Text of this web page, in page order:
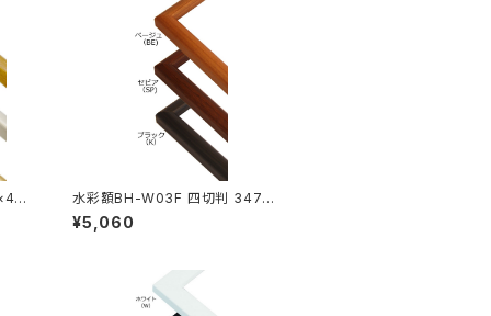
水彩額BH-W03F 四切判 347×
423ミリ
¥5,060